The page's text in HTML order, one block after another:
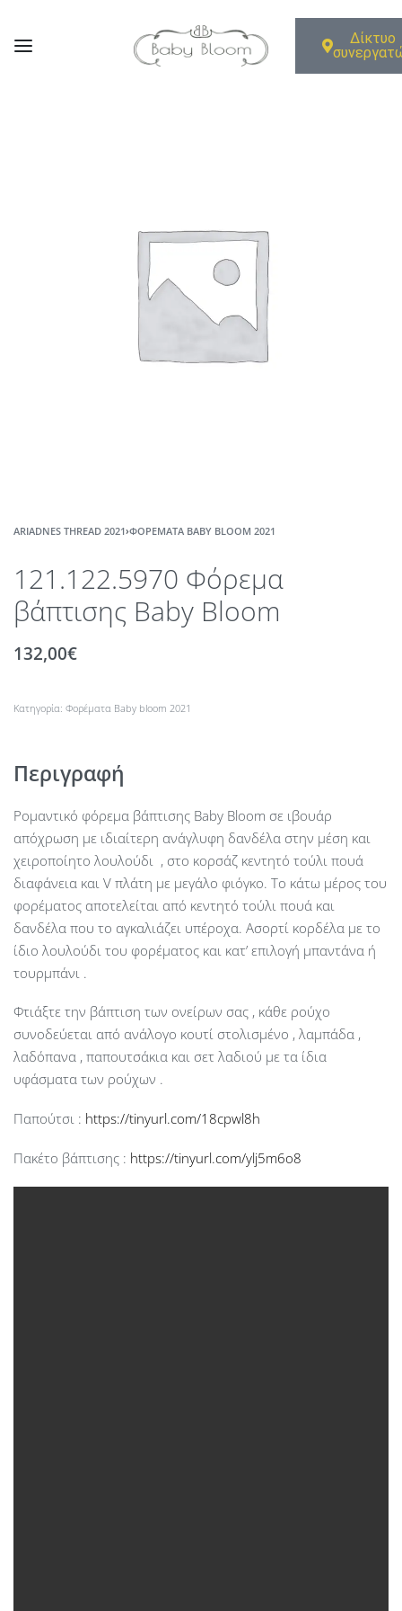
Δίκτυο
ARIADNES THREAD 2021›ΦΟΡΈΜΑΤΑ BABY BLOOM 2021
121.122.5970 Φόρεμα
βάπτισης Baby Bloom
132,00€
Κατηγορία: Φορέματα Baby bloom 2021
Περιγραφή
Ρομαντικό φόρεμα βάπτισης Baby Bloom σε ιβουάρ
απόχρωση με ιδιαίτερη ανάγλυφη δανδέλα στην μέση και
χειροποίητο λουλούδι , στο κορσάζ κεντητό τούλι πουά
διαφάνεια και V πλάτη με μεγάλο φιόγκο. Το κάτω μέρος του
φορέματος αποτελείται από κεντητό τούλι πουά και
δανδέλα που το αγκαλιάζει υπέροχα. Ασορτί κορδέλα με το
ίδιο λουλούδι του φορέματος και κατ’ επιλογή μπαντάνα ή
τουρμπάνι .
Φτιάξτε την βάπτιση των ονείρων σας , κάθε ρούχο
συνοδεύεται από ανάλογο κουτί στολισμένο , λαμπάδα ,
λαδόπανα , παπουτσάκια και σετ λαδιού με τα ίδια
υφάσματα των ρούχων .
Παπούτσι : https://tinyurl.com/18cpwl8h
Πακέτο βάπτισης : https://tinyurl.com/ylj5m6o8